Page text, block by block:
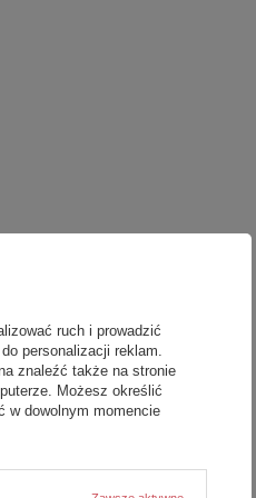
ruch i prowadzić
personalizacji reklam.
znaleźć także na stronie
Możesz określić
w dowolnym momencie